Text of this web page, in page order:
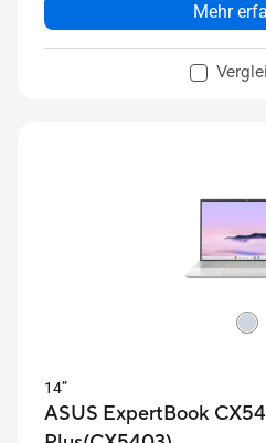
Mehr
14”
ASUS ExpertBook